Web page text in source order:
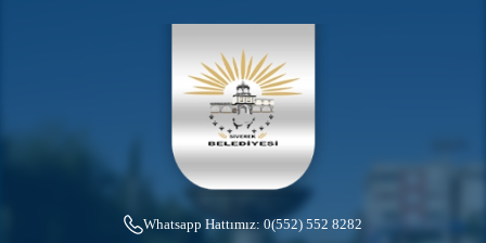
Whatsapp Hattımız: 0(552) 552 8282